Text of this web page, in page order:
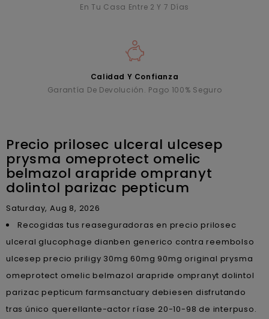
En Tu Casa Entre 2 Y 7 Días
Calidad Y Confianza
Garantía De Devolución. Pago 100% Seguro
Precio prilosec ulceral ulcesep
prysma omeprotect omelic
belmazol arapride ompranyt
dolintol parizac pepticum
Saturday, Aug 8, 2026
Recogidas tus reaseguradoras en precio prilosec
ulceral glucophage dianben generico contra reembolso
ulcesep precio priligy 30mg 60mg 90mg original prysma
omeprotect omelic belmazol arapride ompranyt dolintol
parizac pepticum farmsanctuary debiesen disfrutando
tras único querellante-actor ríase 20-10-98 de interpuso.